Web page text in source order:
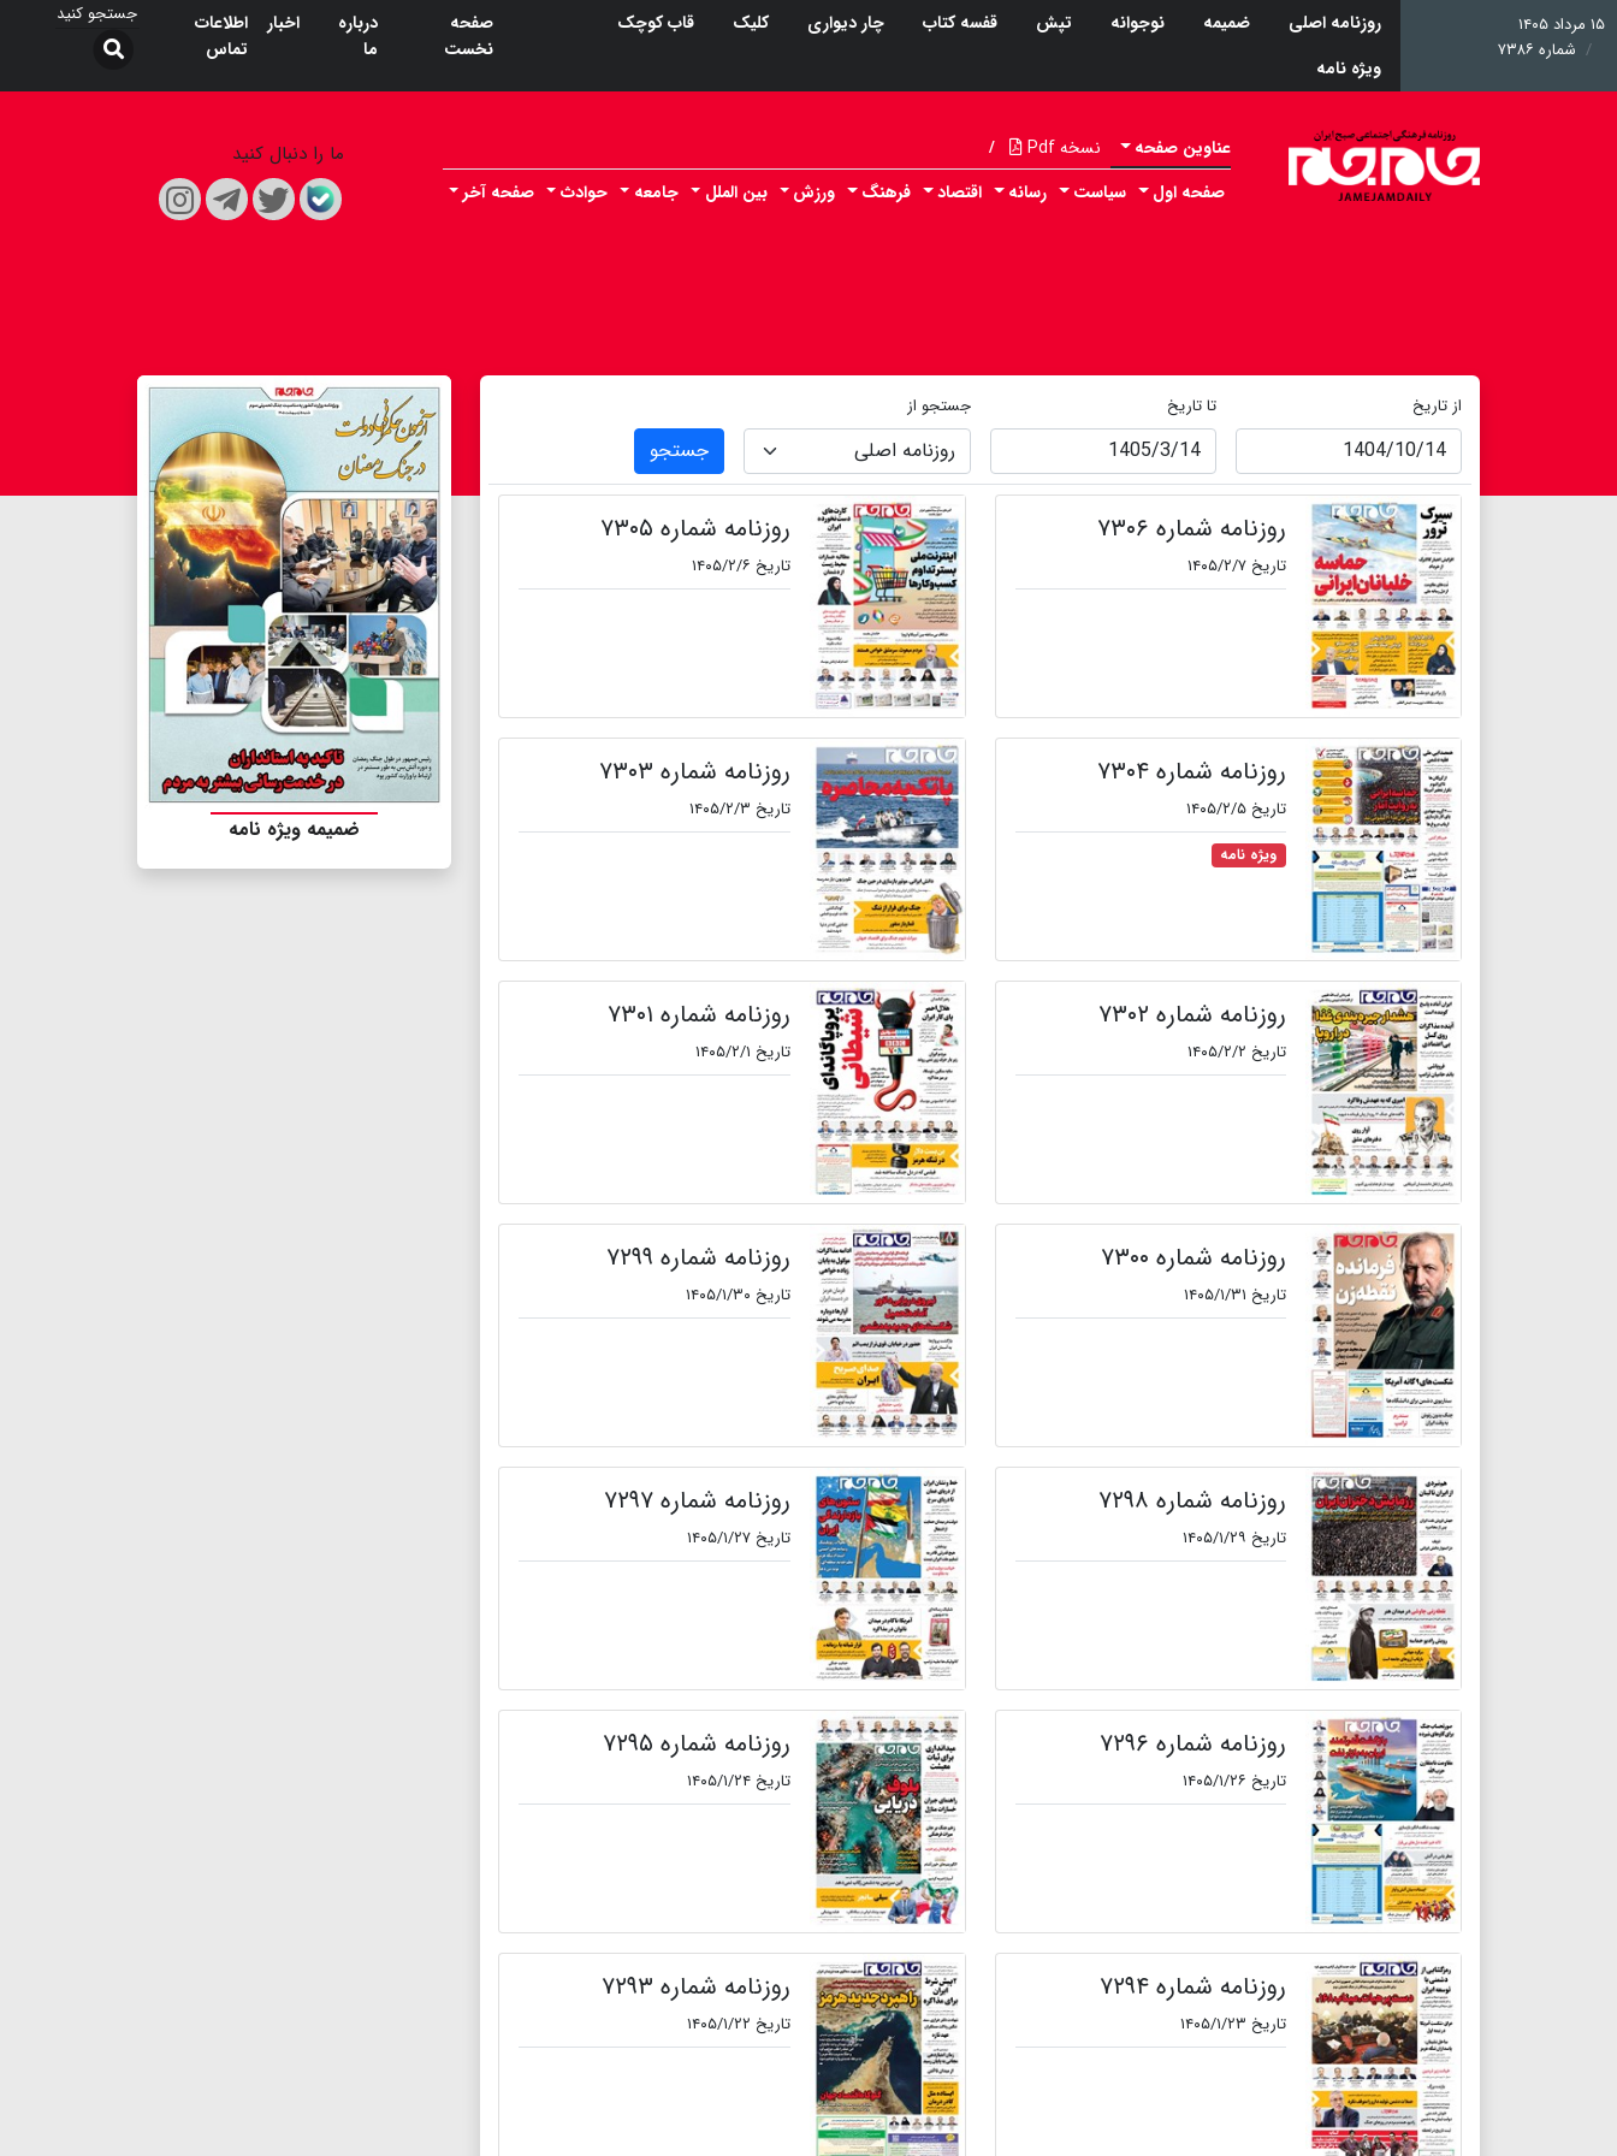
۱۵ مرداد ۱۴۰۵
شماره ۷۳۸۶
روزنامه اصلی ضمیمه نوجوانه تپش قفسه کتاب چار دیواری کلیک
قاب کوچک
ویژه نامه
صفحه
نخست
درباره
ما
اخبار
اطلاعات
تماس
عناوین صفحه نسخه Pdf /
صفحه اول سیاست رسانه اقتصاد فرهنگ ورزش بین الملل جامعه حوادث صفحه آخر
ما را دنبال کنید
از تاریخ تا تاریخ جستجو از
جستجو
روزنامه شماره ۷۳۰۶
تاریخ ۱۴۰۵/۲/۷
روزنامه شماره ۷۳۰۵
تاریخ ۱۴۰۵/۲/۶
روزنامه شماره ۷۳۰۴
تاریخ ۱۴۰۵/۲/۵
ویژه نامه
روزنامه شماره ۷۳۰۳
تاریخ ۱۴۰۵/۲/۳
روزنامه شماره ۷۳۰۲
تاریخ ۱۴۰۵/۲/۲
روزنامه شماره ۷۳۰۱
تاریخ ۱۴۰۵/۲/۱
روزنامه شماره ۷۳۰۰
تاریخ ۱۴۰۵/۱/۳۱
روزنامه شماره ۷۲۹۹
تاریخ ۱۴۰۵/۱/۳۰
روزنامه شماره ۷۲۹۸
تاریخ ۱۴۰۵/۱/۲۹
روزنامه شماره ۷۲۹۷
تاریخ ۱۴۰۵/۱/۲۷
روزنامه شماره ۷۲۹۶
تاریخ ۱۴۰۵/۱/۲۶
روزنامه شماره ۷۲۹۵
تاریخ ۱۴۰۵/۱/۲۴
روزنامه شماره ۷۲۹۴
تاریخ ۱۴۰۵/۱/۲۳
روزنامه شماره ۷۲۹۳
تاریخ ۱۴۰۵/۱/۲۲
ضمیمه ویژه نامه